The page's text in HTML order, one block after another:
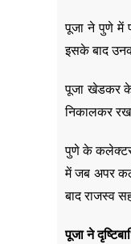
पूजा ने पुणे में
इसके बाद
पूजा खेडकर के
निकालकर रख
पुणे के कलेक्टर
में जब अपर
बाद राजस्व
पूजा ने